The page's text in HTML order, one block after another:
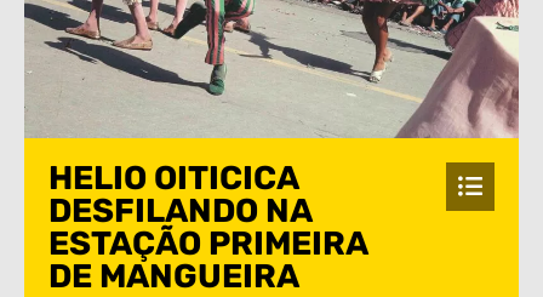
HELIO OITICICA
DESFILANDO NA
ESTAÇÃO PRIMEIRA
DE MANGUEIRA